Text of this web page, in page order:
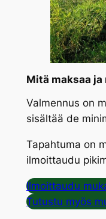
Mitä maksaa
Valmennus on
sisältää de
Tapahtuma on
ilmoittaudu
Ilmoittaudu
Tutustu myös